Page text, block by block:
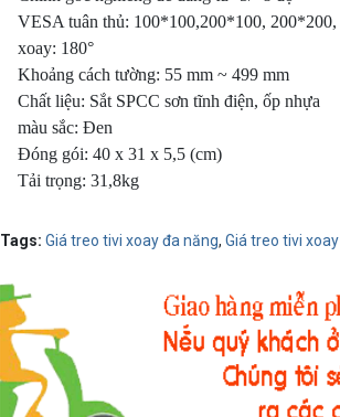
VESA tuân thủ: 100*100,200*100,
xoay: 180°
Khoảng cách tường: 55 mm ~ 499 mm
Chất liệu: Sắt SPCC sơn tĩnh điện, ốp nhựa
màu sắc: Đen
Đóng gói: 40 x 31 x 5,5 (cm)
Tải trọng: 31,8kg
Tags: Giá treo tivi xoay đa năng, Giá treo tivi